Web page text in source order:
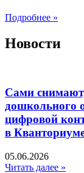
Подробнее »
Новости
Сами
дошкольного
цифровой
в
05.06.2026
Читать далее »